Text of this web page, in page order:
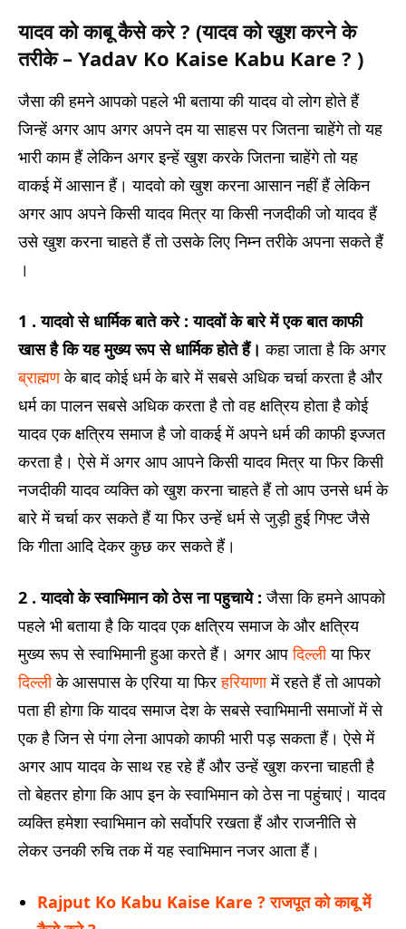
यादव को काबू कैसे करे ? (यादव को खुश करने के
तरीके – Yadav Ko Kaise Kabu Kare ? )
जैसा की हमने आपको पहले भी बताया की यादव वो लोग होते हैं
जिन्हें अगर आप अगर अपने दम या साहस पर जितना चाहेंगे तो यह
भारी काम हैं लेकिन अगर इन्हें खुश करके जितना चाहेंगे तो यह
वाकई में आसान हैं। यादवो को खुश करना आसान नहीं हैं लेकिन
अगर आप अपने किसी यादव मित्र या किसी नजदीकी जो यादव हैं
उसे खुश करना चाहते हैं तो उसके लिए निम्न तरीके अपना सकते हैं
।
1 . यादवो से धार्मिक बाते करे : यादवों के बारे में एक बात काफी
खास है कि यह मुख्य रूप से धार्मिक होते हैं। कहा जाता है कि अगर
ब्राह्मणके बाद कोई धर्म के बारे में सबसे अधिक चर्चा करता है और
धर्म का पालन सबसे अधिक करता है तो वह क्षत्रिय होता है कोई
यादव एक क्षत्रिय समाज है जो वाकई में अपने धर्म की काफी इज्जत
करता है। ऐसे में अगर आप आपने किसी यादव मित्र या फिर किसी
नजदीकी यादव व्यक्ति को खुश करना चाहते हैं तो आप उनसे धर्म के
बारे में चर्चा कर सकते हैं या फिर उन्हें धर्म से जुड़ी हुई गिफ्ट जैसे
कि गीता आदि देकर कुछ कर सकते हैं।
2 . यादवो के स्वाभिमान को ठेस ना पहुचाये : जैसा कि हमने आपको
पहले भी बताया है कि यादव एक क्षत्रिय समाज के और क्षत्रिय
मुख्य रूप से स्वाभिमानी हुआ करते हैं। अगर आपदिल्लीया फिर
दिल्लीके आसपास के एरिया या फिरहरियाणामें रहते हैं तो आपको
पता ही होगा कि यादव समाज देश के सबसे स्वाभिमानी समाजों में से
एक है जिन से पंगा लेना आपको काफी भारी पड़ सकता हैं। ऐसे में
अगर आप यादव के साथ रह रहे हैं और उन्हें खुश करना चाहती है
तो बेहतर होगा कि आप इन के स्वाभिमान को ठेस ना पहुंचाएं। यादव
व्यक्ति हमेशा स्वाभिमान को सर्वोपरि रखता हैं और राजनीति से
लेकर उनकी रुचि तक में यह स्वाभिमान नजर आता हैं।
Rajput Ko Kabu Kaise Kare ? राजपूत को काबू में